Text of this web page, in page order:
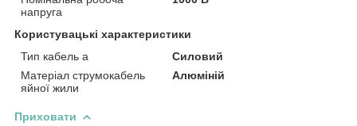
напруга
Користувацькі характеристики
Тип кабель а
Силовий
Матеріал струмокабель
яйної жили
Алюміній
Приховати